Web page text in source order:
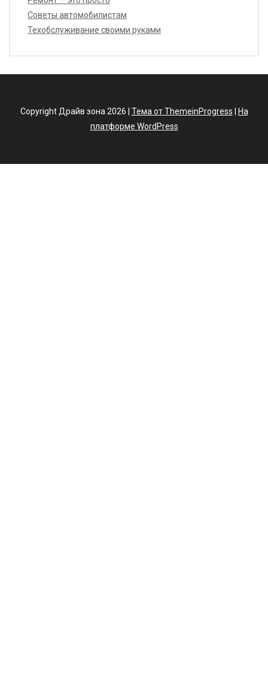
Советы автомобилистам
Техобслуживание своими руками
Copyright Драйв зона 2026 | Тема от ThemeinProgress
На
платформе WordPress